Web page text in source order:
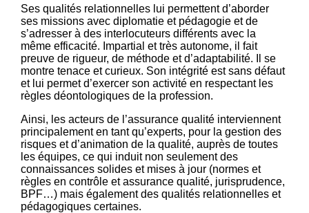
Ses qualités relationnelles lui permettent d’aborder
ses missions avec diplomatie et pédagogie et de
s’adresser à des interlocuteurs différents avec la
même efficacité. Impartial et très autonome, il fait
preuve de rigueur, de méthode et d’adaptabilité. Il se
montre tenace et curieux. Son intégrité est sans défaut
et lui permet d’exercer son activité en respectant les
règles déontologiques de la profession.
Ainsi, les acteurs de l’assurance qualité interviennent
principalement en tant qu’experts, pour la gestion des
risques et d’animation de la qualité, auprès de toutes
les équipes, ce qui induit non seulement des
connaissances solides et mises à jour (normes et
règles en contrôle et assurance qualité, jurisprudence,
BPF…) mais également des qualités relationnelles et
pédagogiques certaines.